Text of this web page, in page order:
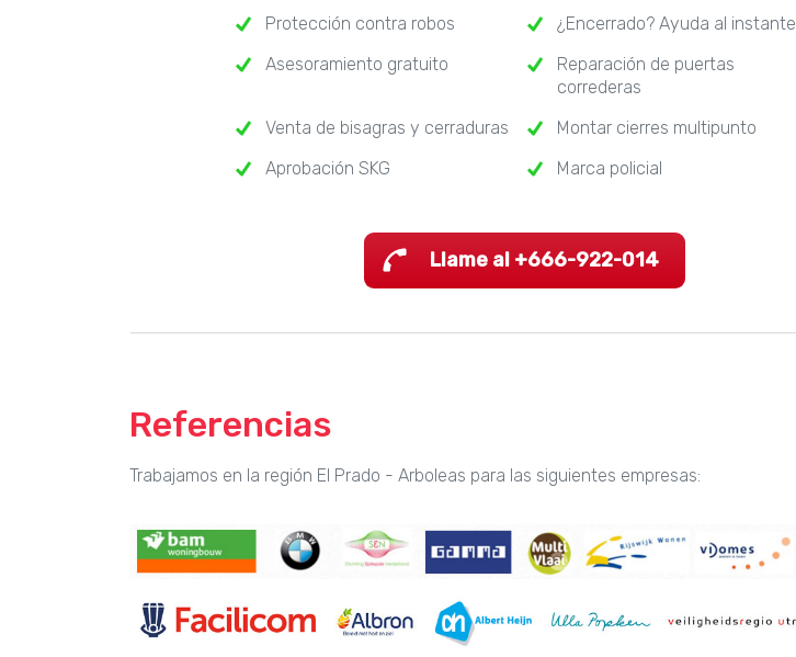
Protección contra robos
¿Encerrado? Ayuda al instante
Asesoramiento gratuito
Reparación de puertas
correderas
Venta de bisagras y cerraduras
Montar cierres multipunto
Aprobación SKG
Marca policial
Llame al +666-922-014
Referencias
Trabajamos en la región El Prado - Arboleas para las siguientes empresas: